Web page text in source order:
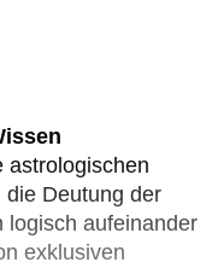
astrologischen
die Deutung der
logisch aufeinander
exklusiven